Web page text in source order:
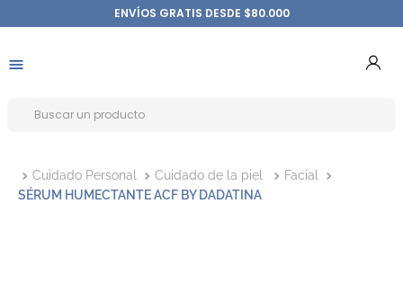
ENVÍOS GRATIS DESDE $80.000
Cuidado Personal Cuidado de la piel
Facial
SÉRUM HUMECTANTE ACF BY DADATINA